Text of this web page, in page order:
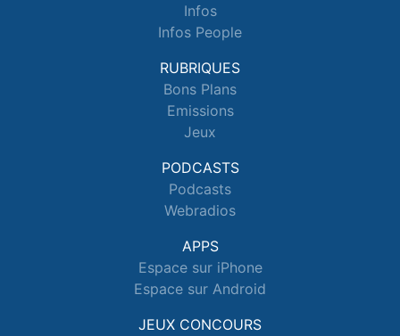
Infos
Infos People
RUBRIQUES
Bons Plans
Emissions
Jeux
PODCASTS
Podcasts
Webradios
APPS
Espace sur iPhone
Espace sur Android
JEUX CONCOURS